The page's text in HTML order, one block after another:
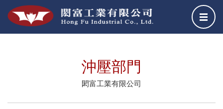
關於我們
沖壓部門
粉體烤漆部門
沖壓部門
閎富工業有限公司